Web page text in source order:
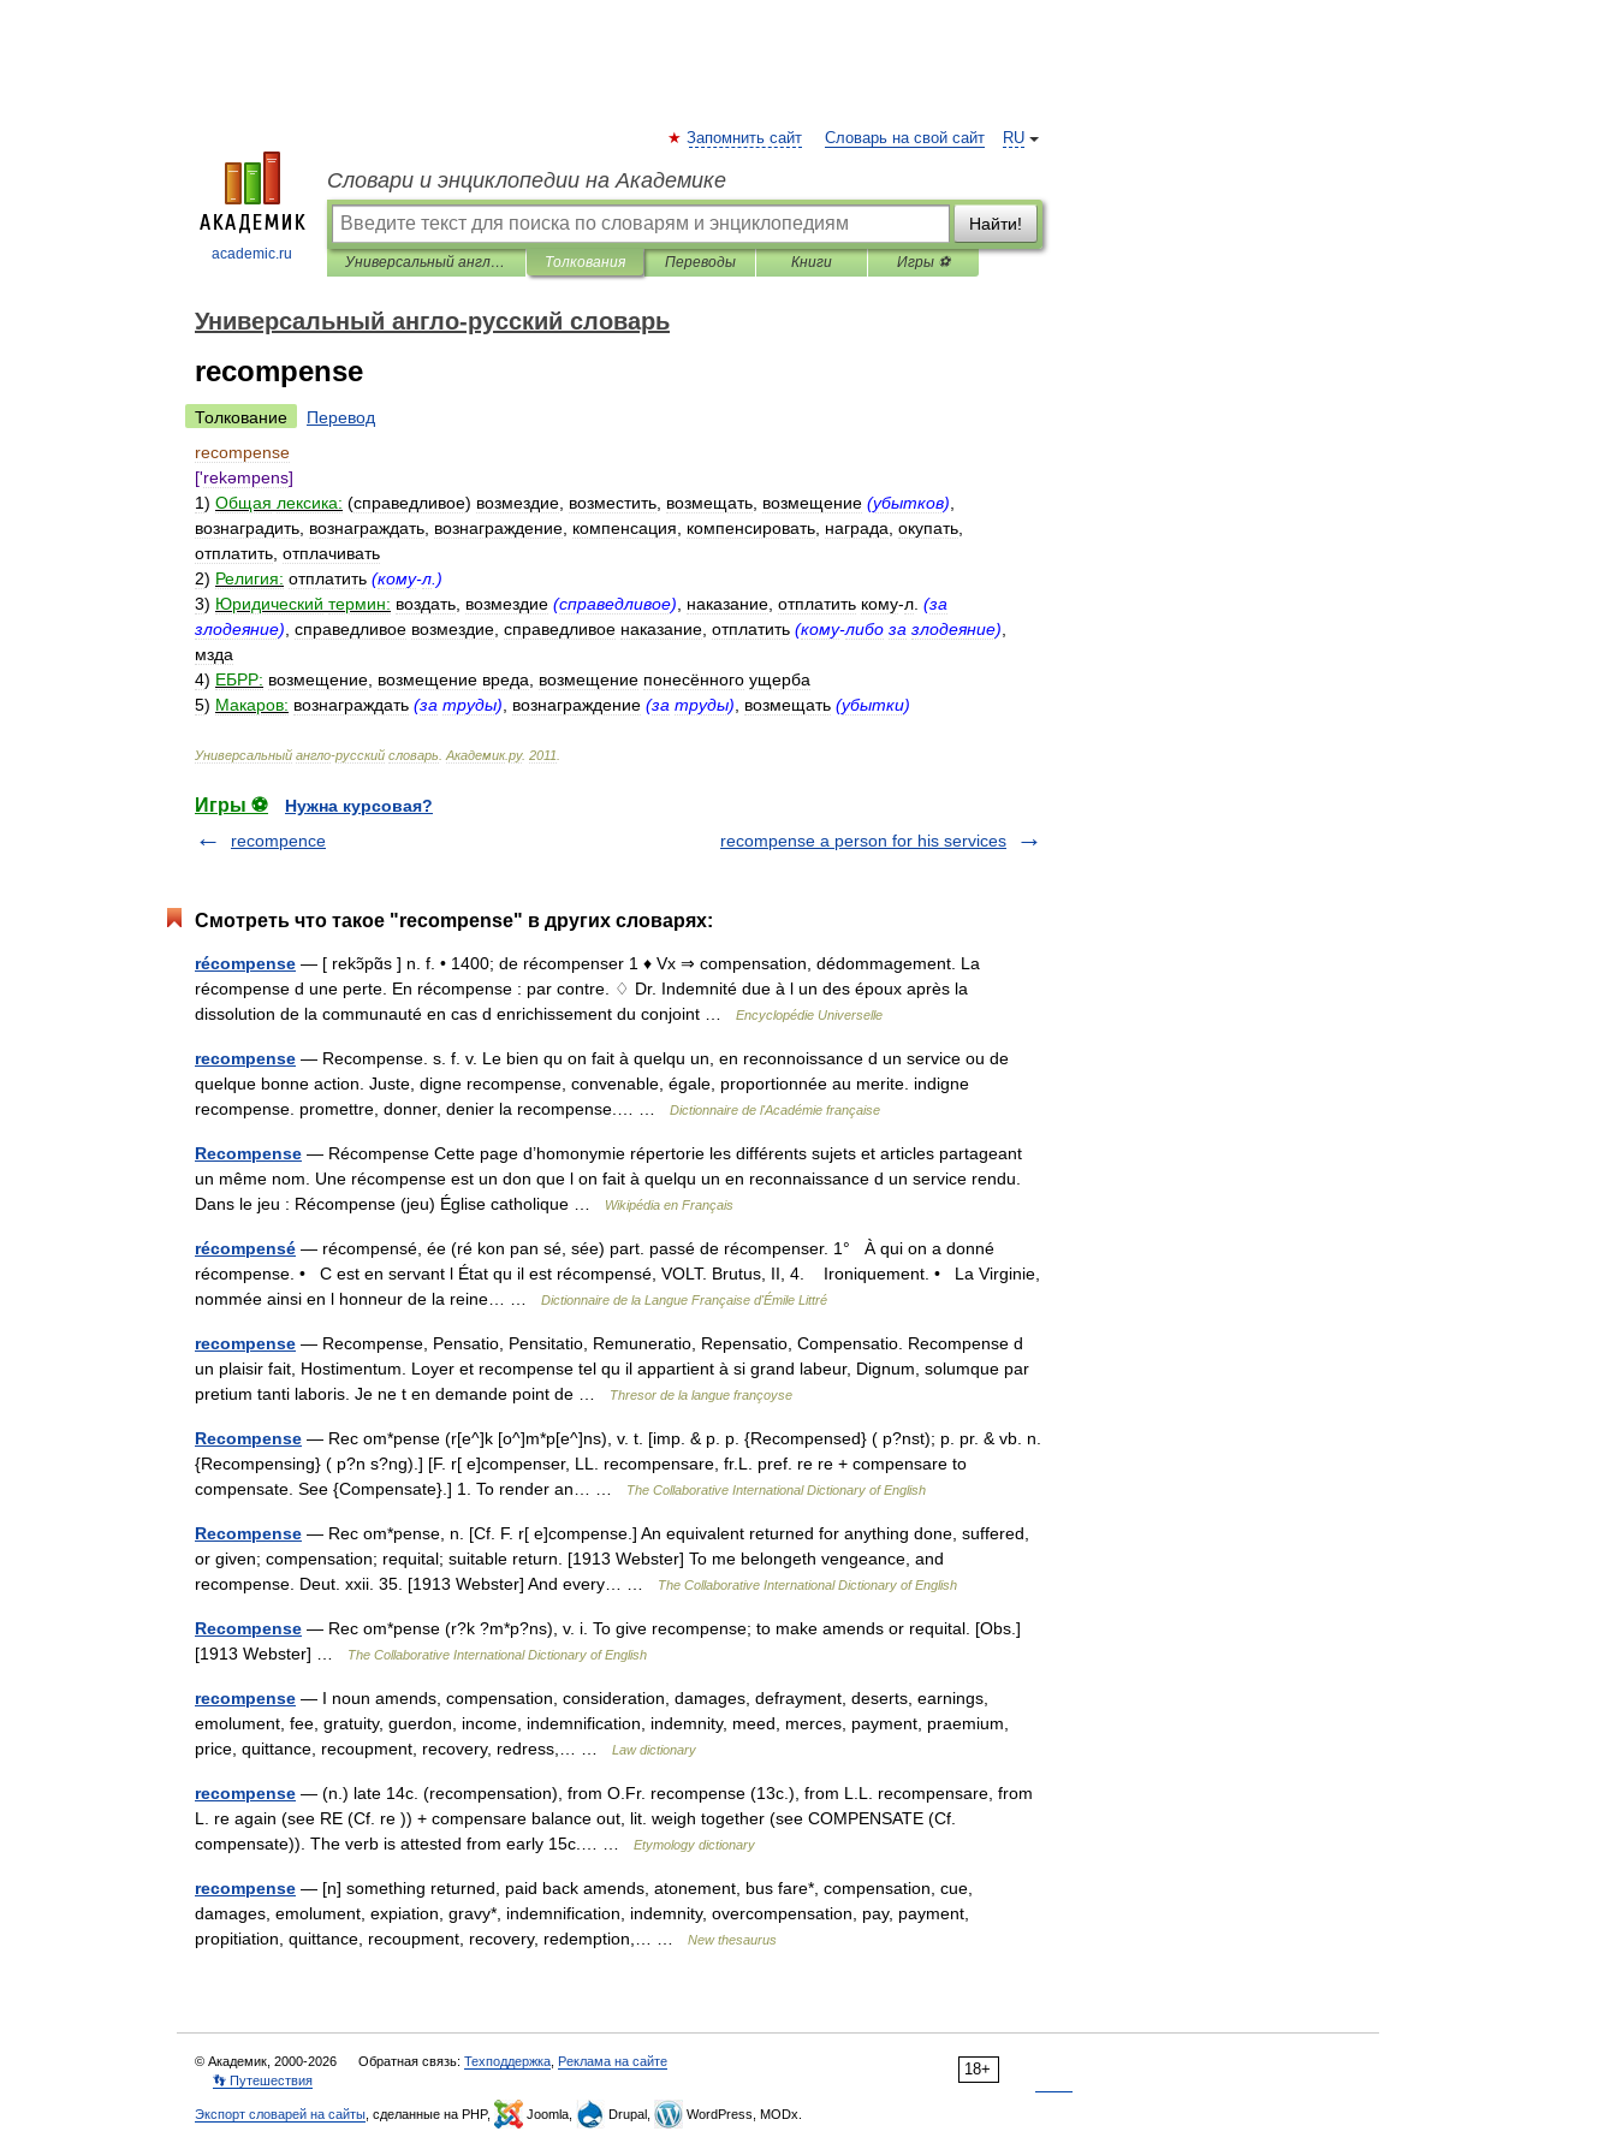
academic.ru
RU
Запомнить сайт Словарь на свой сайт
Словари и энциклопедии на Академике
Найти!
Универсальный англо-русский словарь Толкования Переводы Книги Игры ⚽
Универсальный англо-русский словарь
recompense
Толкование
Перевод
recompense
['rekəmpens]
1) Общая лексика: (справедливое) возмездие возместить возмещать возмещение (убытков)
вознаградить вознаграждать вознаграждение компенсация компенсировать награда окупать
отплатить отплачивать
2) Религия: отплатить (кому-л .)
3) Юридический термин: воздать возмездие (справедливое) наказание отплатить кому-л (за
злодеяние) справедливое возмездие справедливое наказание отплатить (кому-либо за злодеяние)
мзда
4) ЕБРР: возмещение возмещение вреда возмещение понесённого ущерба
5) Макаров: вознаграждать (за труды) вознаграждение (за труды) возмещать (убытки)
Универсальный англо-русский словарь Академик.ру. 2011
Игры ⚽
Нужна курсовая?
recompence
recompense a person for his services
Смотреть что такое "recompense" в других словарях:
récompense — [ rekɔ̃pɑ̃s ] n. f. • 1400; de récompenser 1 ♦ Vx ⇒ compensation, dédommagement. La
récompense d une perte. En récompense : par contre. ♢ Dr. Indemnité due à l un des époux après la
dissolution de la communauté en cas d enrichissement du conjoint …
Encyclopédie Universelle
recompense — Recompense. s. f. v. Le bien qu on fait à quelqu un, en reconnoissance d un service ou de
quelque bonne action. Juste, digne recompense, convenable, égale, proportionnée au merite. indigne
recompense. promettre, donner, denier la recompense.… …
Dictionnaire de l'Académie française
Recompense — Récompense Cette page d’homonymie répertorie les différents sujets et articles partageant
un même nom. Une récompense est un don que l on fait à quelqu un en reconnaissance d un service rendu.
Dans le jeu : Récompense (jeu) Église catholique …
Wikipédia en Français
récompensé — récompensé, ée (ré kon pan sé, sée) part. passé de récompenser. 1° À qui on a donné
récompense. • C est en servant l État qu il est récompensé, VOLT. Brutus, II, 4. Ironiquement. • La Virginie,
nommée ainsi en l honneur de la reine… …
Dictionnaire de la Langue Française d'Émile Littré
recompense — Recompense, Pensatio, Pensitatio, Remuneratio, Repensatio, Compensatio. Recompense d
un plaisir fait, Hostimentum. Loyer et recompense tel qu il appartient à si grand labeur, Dignum, solumque par
pretium tanti laboris. Je ne t en demande point de …
Thresor de la langue françoyse
Recompense — Rec om*pense (r[e^]k [o^]m*p[e^]ns), v. t. [imp. & p. p. {Recompensed} ( p?nst); p. pr. & vb. n.
{Recompensing} ( p?n s?ng).] [F. r[ e]compenser, LL. recompensare, fr.L. pref. re re + compensare to
compensate. See {Compensate}.] 1. To render an… …
The Collaborative International Dictionary of English
Recompense — Rec om*pense, n. [Cf. F. r[ e]compense.] An equivalent returned for anything done, suffered,
or given; compensation; requital; suitable return. [1913 Webster] To me belongeth vengeance, and
recompense. Deut. xxii. 35. [1913 Webster] And every… …
The Collaborative International Dictionary of English
Recompense — Rec om*pense (r?k ?m*p?ns), v. i. To give recompense; to make amends or requital. [Obs.]
[1913 Webster] …
The Collaborative International Dictionary of English
recompense — I noun amends, compensation, consideration, damages, defrayment, deserts, earnings,
emolument, fee, gratuity, guerdon, income, indemnification, indemnity, meed, merces, payment, praemium,
price, quittance, recoupment, recovery, redress,… …
Law dictionary
recompense — (n.) late 14c. (recompensation), from O.Fr. recompense (13c.), from L.L. recompensare, from
L. re again (see RE (Cf. re )) + compensare balance out, lit. weigh together (see COMPENSATE (Cf.
compensate)). The verb is attested from early 15c.… …
Etymology dictionary
recompense — [n] something returned, paid back amends, atonement, bus fare*, compensation, cue,
damages, emolument, expiation, gravy*, indemnification, indemnity, overcompensation, pay, payment,
propitiation, quittance, recoupment, recovery, redemption,… …
New thesaurus
18+
© Академик, 2000-2026 Обратная связь: Техподдержка Реклама на сайте
👣 Путешествия
Экспорт словарей на сайты , сделанные на PHP, Joomla, Drupal, WordPress, MODx.